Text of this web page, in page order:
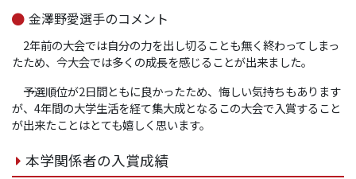
金澤野愛選手のコメント
2年前の大会では自分の力を出し切ることも無く終わってしまっ
たため、今大会では多くの成長を感じることが出来ました。
予選順位が2日間ともに良かったため、悔しい気持ちもあります
が、4年間の大学生活を経て集大成となるこの大会で入賞すること
が出来たことはとても嬉しく思います。
本学関係者の入賞成績